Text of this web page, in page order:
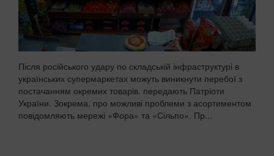
Після російського удару по складській інфраструктурі в
українських супермаркетах можуть виникнути перебої з
постачанням окремих товарів. передають Патріоти
України. Зокрема, про можливі проблеми з асортиментом
повідомляють мережі «Фора» та «Сільпо». Пр...